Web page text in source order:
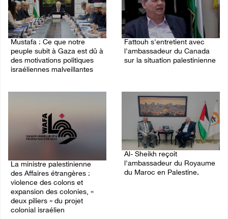
Mustafa : Ce que notre
peuple subit à Gaza est dû à
des motivations politiques
israéliennes malveillantes
Fattouh s'entretient avec
l'ambassadeur du Canada
sur la situation palestinienne
La ministre palestinienne
des Affaires étrangères :
violence des colons et
expansion des colonies, «
deux piliers » du projet
colonial israélien
Al- Sheikh reçoit
l'ambassadeur du Royaume
du Maroc en Palestine.